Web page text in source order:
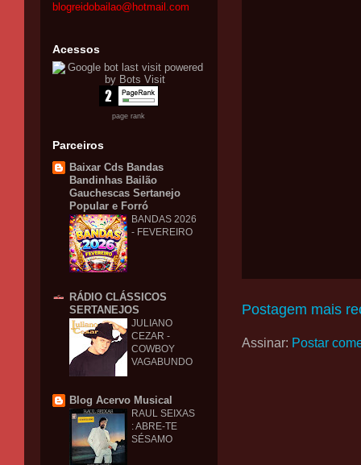
Postagem mais
Assinar: Postar
blogreidobailao@hotmail.com
Acessos
page rank
Parceiros
Baixar Cds Bandas
Bandinhas Bailão
Gauchescas Sertanejo
Popular e Forró
BANDAS 2026
- FEVEREIRO
RÁDIO CLÁSSICOS
SERTANEJOS
JULIANO
CEZAR -
COWBOY
VAGABUNDO
Blog Acervo Musical
RAUL SEIXAS
: ABRE-TE
SÉSAMO